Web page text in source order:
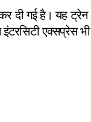
दी गई है। यह ट्रेन
एक्सप्रेस भी